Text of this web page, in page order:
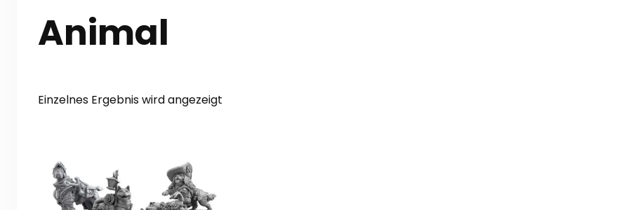
Animal
Einzelnes Ergebnis wird angezeigt